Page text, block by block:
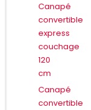
Canapé
convertible
express
couchage
120
cm
Canapé
convertible